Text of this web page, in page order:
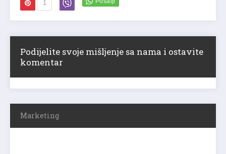
1
Podijelite svoje mišljenje sa nama i ostavite
komentar
Marketing